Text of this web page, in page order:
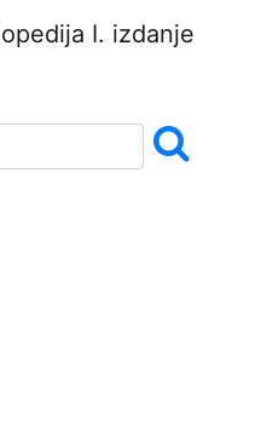
I. izdanje